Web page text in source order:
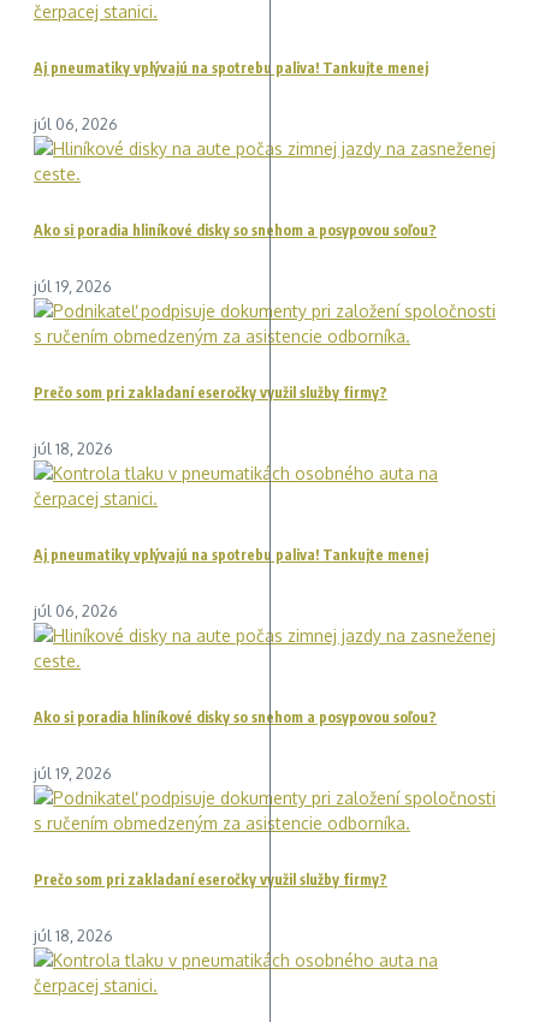
Aj pneumatiky vplývajú na spotrebu paliva! Tankujte menej
júl 06, 2026
Ako si poradia hliníkové disky so snehom a posypovou soľou?
júl 19, 2026
Prečo som pri zakladaní eseročky využil služby firmy?
júl 18, 2026
Aj pneumatiky vplývajú na spotrebu paliva! Tankujte menej
júl 06, 2026
Ako si poradia hliníkové disky so snehom a posypovou soľou?
júl 19, 2026
Prečo som pri zakladaní eseročky využil služby firmy?
júl 18, 2026